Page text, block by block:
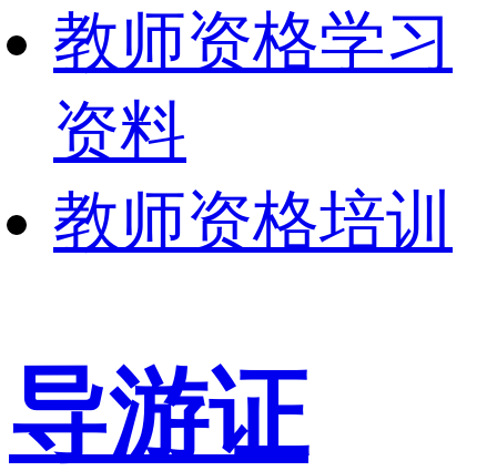
教师资格学习
资料
教师资格培训
导游证